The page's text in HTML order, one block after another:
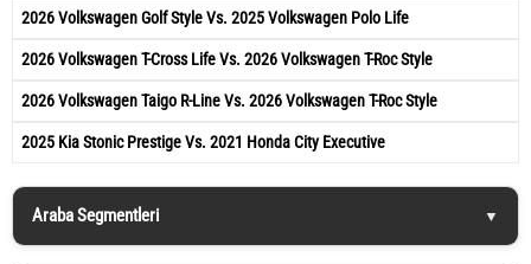
2026 Volkswagen Golf Style Vs. 2025 Volkswagen Polo Life
2026 Volkswagen T-Cross Life Vs. 2026 Volkswagen T-Roc Style
2026 Volkswagen Taigo R-Line Vs. 2026 Volkswagen T-Roc Style
2025 Kia Stonic Prestige Vs. 2021 Honda City Executive
Araba Segmentleri